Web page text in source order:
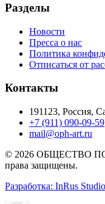
Разделы
Новости
Пресса о нас
Политика
Отписаться от
Контакты
191123, Россия,
+7 (911) 090-09-59
mail@oph-art.ru
© 2026 ОБЩЕСТВО
права защищены.
Разработка: InRus Studio